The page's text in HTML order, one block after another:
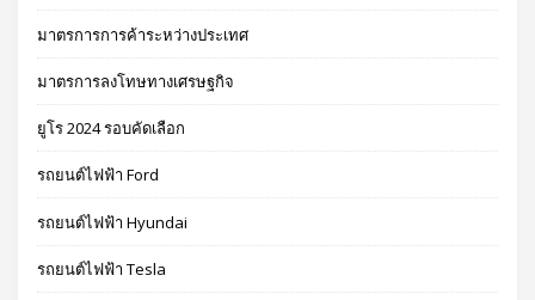
มาตรการการค้าระหว่างประเทศ
มาตรการลงโทษทางเศรษฐกิจ
ยูโร 2024 รอบคัดเลือก
รถยนต์ไฟฟ้า Ford
รถยนต์ไฟฟ้า Hyundai
รถยนต์ไฟฟ้า Tesla